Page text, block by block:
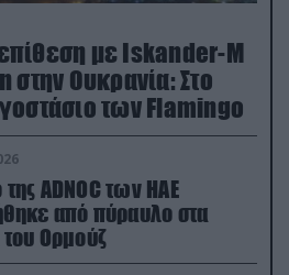
με Iskander-M
στην Ουκρανία: Στο
των Flamingo
της ADNOC των ΗΑΕ
από πύραυλο στα
του Ορμούζ